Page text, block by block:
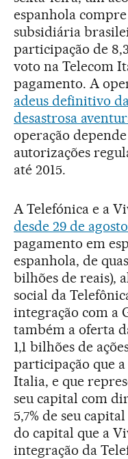
espanhola compre
subsidiária
participação de
voto na Telecom
pagamento. A
adeus definitivo
desastrosa
operação
autorizações
até 2015.
A Telefónica e a
desde 29 de
pagamento em
espanhola, de
bilhões de reais),
social da
integração com a
também a oferta
1,1 bilhões de
participação que
Italia, e que
seu capital com
5,7% de seu
do capital que a
integração da